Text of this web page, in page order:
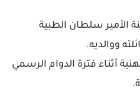
الأمير سلطان الطبية
ووالديه.
أثناء فترة الدوام الرسمي